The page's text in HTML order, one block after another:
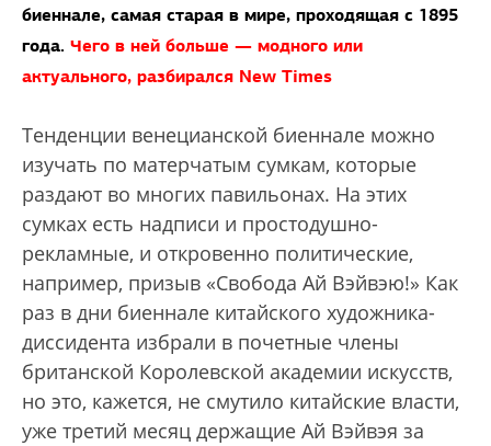
биеннале, самая старая в мире, проходящая с 1895
года. Чего в ней больше — модного или
актуального, разбирался New Times
Тенденции венецианской биеннале можно
изучать по матерчатым сумкам, которые
раздают во многих павильонах. На этих
сумках есть надписи и простодушно-
рекламные, и откровенно политические,
например, призыв «Свобода Ай Вэйвэю!» Как
раз в дни биеннале китайского художника-
диссидента избрали в почетные члены
британской Королевской академии искусств,
но это, кажется, не смутило китайские власти,
уже третий месяц держащие Ай Вэйвэя за